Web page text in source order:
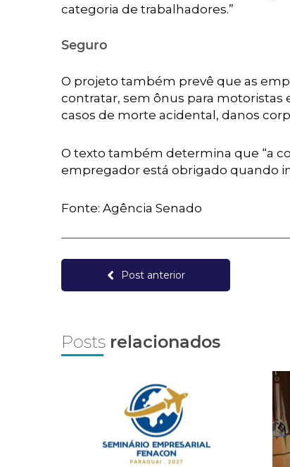
categoria de trabalhadores.”
Seguro
O projeto também prevê que as
contratar, sem ônus para motoristas
casos de morte acidental, danos
O texto também determina que “a
empregador está obrigado quando
Fonte: Agência Senado
Post anterior
Posts relacionados